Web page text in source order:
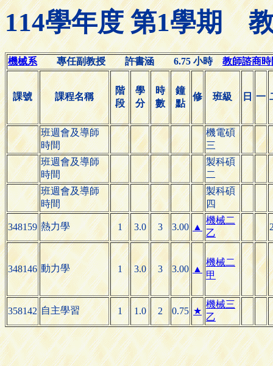
114學年度 第1學期
機械系專任副教授 許書涵 6.75 小時教師諮商時
課號 課程名稱
階
段
學
分
時
數
鐘
點
修 班級 日 一
班週會及導師
時間
機電碩
三
班週會及導師
時間
製科碩
二
班週會及導師
時間
製科碩
四
348159 熱力學 1 3.0 3 3.00 ▲
機械二
乙
348146 動力學 1 3.0 3 3.00 ▲
機械二
甲
358142 自主學習 1 1.0 2 0.75 ★
機械三
乙